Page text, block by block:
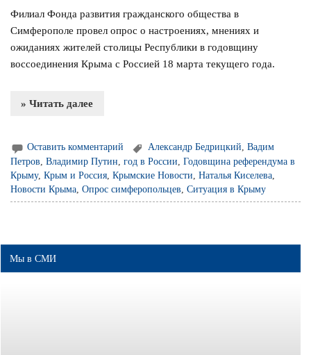
Филиал Фонда развития гражданского общества в
Симферополе провел опрос о настроениях, мнениях и
ожиданиях жителей столицы Республики в годовщину
воссоединения Крыма с Россией 18 марта текущего года.
» Читать далее
Оставить комментарий Александр Бедрицкий ,Вадим
Петров ,Владимир Путин ,год в России ,Годовщина референдума в
Крыму,Крым и Россия ,Крымские Новости ,Наталья Киселева
Новости Крыма ,Опрос симферопольцев ,Ситуация в Крыму
Мы в СМИ